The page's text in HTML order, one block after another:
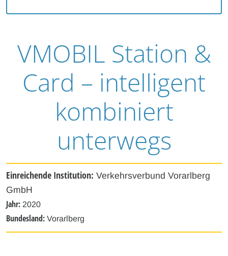
VMOBIL Station &
Card – intelligent
kombiniert
unterwegs
Einreichende Institution: Verkehrsverbund Vorarlberg
GmbH
Jahr: 2020
Bundesland: Vorarlberg